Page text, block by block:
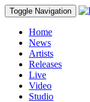
Toggle Navigation
Home
News
Artists
Releases
Live
Video
Studio